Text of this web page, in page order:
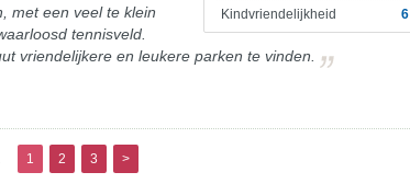
Kindvriendelijkheid
6
met een veel te klein
tennisveld.
vriendelijkere en leukere parken te vinden.
1 2 3 >